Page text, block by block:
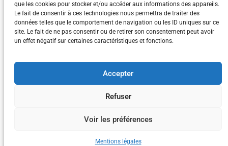
que les cookies pour stocker et/ou accéder aux informations des appareils.
Le fait de consentir à ces technologies nous permettra de traiter des
données telles que le comportement de navigation ou les ID uniques sur ce
site. Le fait de ne pas consentir ou de retirer son consentement peut avoir
un effet négatif sur certaines caractéristiques et fonctions.
Accepter
Refuser
Voir les préférences
Mentions légales
74300 Cluses
+33 (0)4 50 58 90 58
hey@ouiare.events
•Conditions Générales de Vente